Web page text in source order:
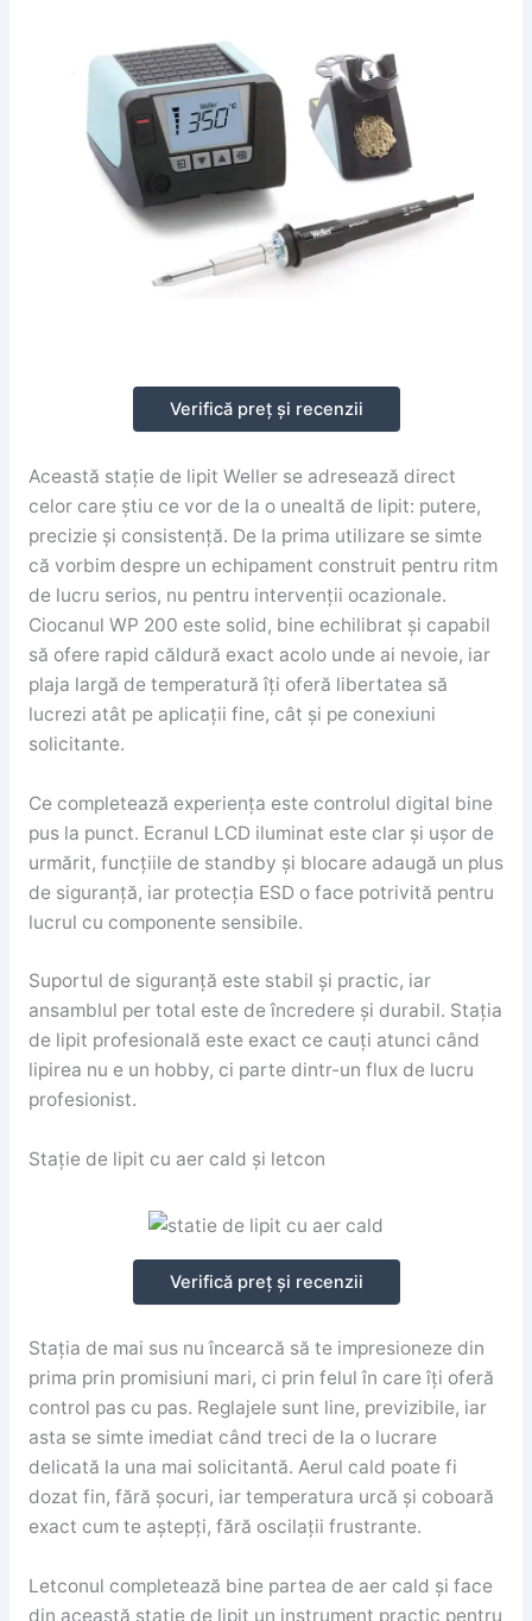
Verifică preț și recenzii
Această stație de lipit Weller se adresează direct
celor care știu ce vor de la o unealtă de lipit: putere,
precizie și consistență. De la prima utilizare se simte
că vorbim despre un echipament construit pentru ritm
de lucru serios, nu pentru intervenții ocazionale.
Ciocanul WP 200 este solid, bine echilibrat și capabil
să ofere rapid căldură exact acolo unde ai nevoie, iar
plaja largă de temperatură îți oferă libertatea să
lucrezi atât pe aplicații fine, cât și pe conexiuni
solicitante.
Ce completează experiența este controlul digital bine
pus la punct. Ecranul LCD iluminat este clar și ușor de
urmărit, funcțiile de standby și blocare adaugă un plus
de siguranță, iar protecția ESD o face potrivită pentru
lucrul cu componente sensibile.
Suportul de siguranță este stabil și practic, iar
ansamblul per total este de încredere și durabil. Stația
de lipit profesională este exact ce cauți atunci când
lipirea nu e un hobby, ci parte dintr-un flux de lucru
profesionist.
Stație de lipit cu aer cald și letcon
Verifică preț și recenzii
Stația de mai sus nu încearcă să te impresioneze din
prima prin promisiuni mari, ci prin felul în care îți oferă
control pas cu pas. Reglajele sunt line, previzibile, iar
asta se simte imediat când treci de la o lucrare
delicată la una mai solicitantă. Aerul cald poate fi
dozat fin, fără șocuri, iar temperatura urcă și coboară
exact cum te aștepți, fără oscilații frustrante.
Letconul completează bine partea de aer cald și face
din această stație de lipit un instrument practic pentru